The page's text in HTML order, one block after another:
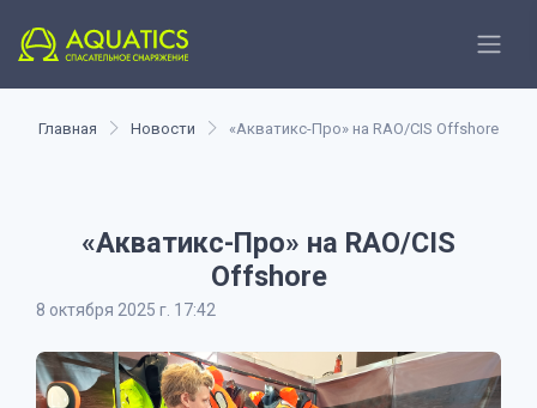
Главная Новости «Акватикс-Про» на RAO/CIS Offshore
«Акватикс-Про» на RAO/CIS
Offshore
8 октября 2025 г. 17:42